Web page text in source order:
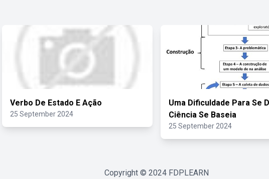
Verbo De Estado E Ação
25 September 2024
Uma Dificuldade Para Se
Ciência Se Baseia
25 September 2024
Copyright © 2024 FDPLEARN